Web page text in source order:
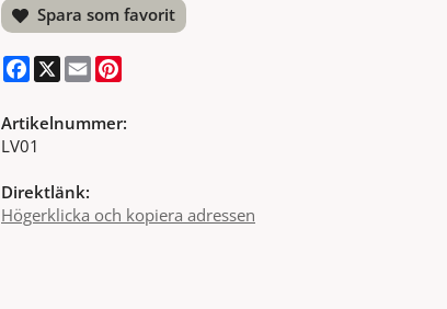
Spara som favorit
Facebook
X Email
Artikelnummer:
LV01
Direktlänk:
Högerklicka och kopiera adressen